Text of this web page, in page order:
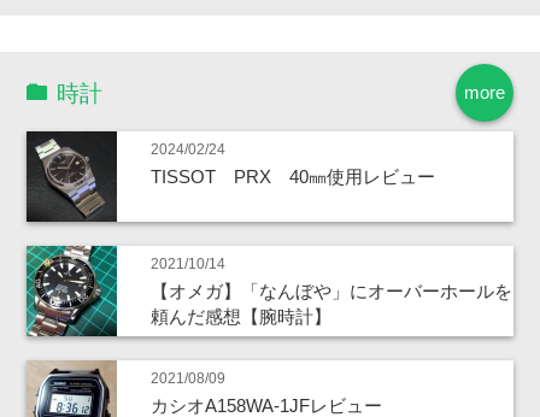
more
時計
2024/02/24
TISSOT PRX 40㎜使用レビュー
2021/10/14
【オメガ】「なんぼや」にオーバーホールを
頼んだ感想【腕時計】
2021/08/09
カシオA158WA-1JFレビュー